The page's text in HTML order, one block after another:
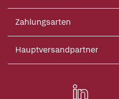
Zahlungsarten
Hauptversandpartner